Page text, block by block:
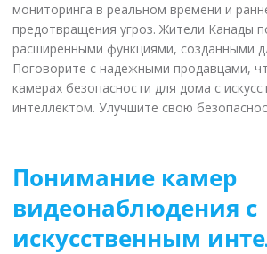
мониторинга в реальном времени и
предотвращения угроз. Жители Канады
расширенными функциями, созданными
Поговорите с надежными продавцами,
камерах безопасности для дома с
интеллектом. Улучшите свою
Понимание камер
видеонаблюдения с
искусственным